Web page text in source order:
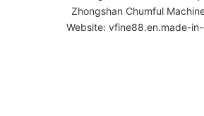
Zhongshan Chumful
Website: vfine88.en.made-